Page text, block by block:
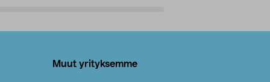
Muut yrityksemme